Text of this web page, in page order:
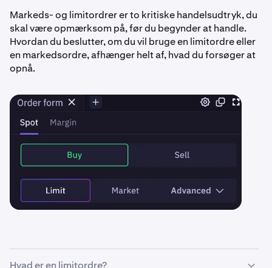
Markeds- og limitordrer er to kritiske handelsudtryk, du
skal være opmærksom på, før du begynder at handle.
Hvordan du beslutter, om du vil bruge en limitordre eller
en markedsordre, afhænger helt af, hvad du forsøger at
opnå.
Hvad er en limitordre?